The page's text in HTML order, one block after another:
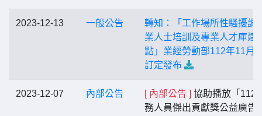
2023-12-13 一般公告
轉知：「工作場所性騷擾調
業人士培訓及專業人才庫建
點」業經勞動部112年11月
訂定發布
2023-12-07 內部公告 [ 內部公告 ] 協助播放「112
務人員傑出貢獻獎公益廣告